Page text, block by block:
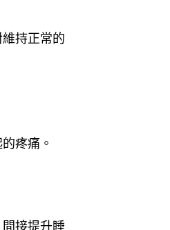
持正常的
疼痛。
接提升睡